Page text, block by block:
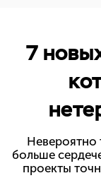
7
Невероятно
больше
проекты